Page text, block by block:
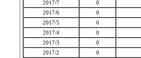
2017/7
0
2017/6
0
2017/5
0
2017/4
0
2017/3
0
2017/2
0